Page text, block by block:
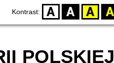
Kontrast: D BW YB BY
POLSKIEJ